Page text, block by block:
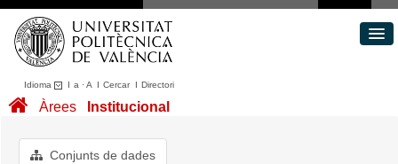
Idioma I a ·A I CercarI Directori
Conjunts de dades
Quant a
Àrees Institucional
Conjunts de dades